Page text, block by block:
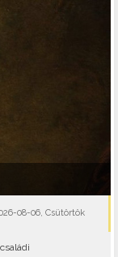
08-06, Csütörtök